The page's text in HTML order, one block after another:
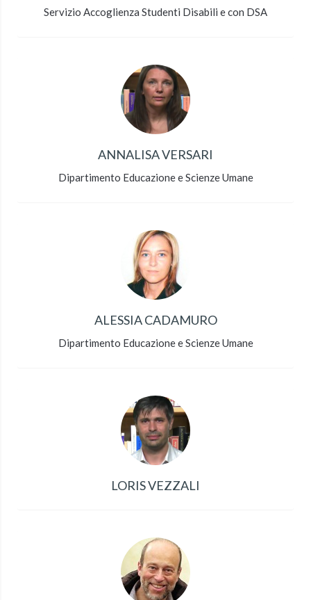
Servizio Accoglienza Studenti Disabili e con DSA
ANNALISA VERSARI
Dipartimento Educazione e Scienze Umane
ALESSIA CADAMURO
Dipartimento Educazione e Scienze Umane
LORIS VEZZALI